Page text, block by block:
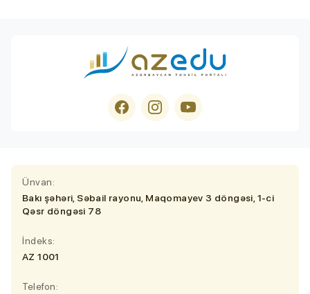
Ünvan:
Bakı şəhəri, Səbail rayonu, Maqomayev 3 döngəsi, 1-ci
Qəsr döngəsi 78
İndeks:
AZ 1001
Telefon: